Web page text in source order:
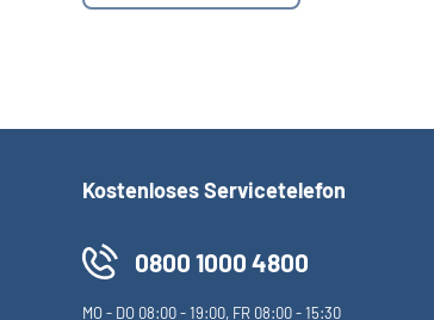
Kostenloses Servicetelefon
0800 1000 4800
MO- DO 08:00 - 19:00, FR 08:00 - 15:30